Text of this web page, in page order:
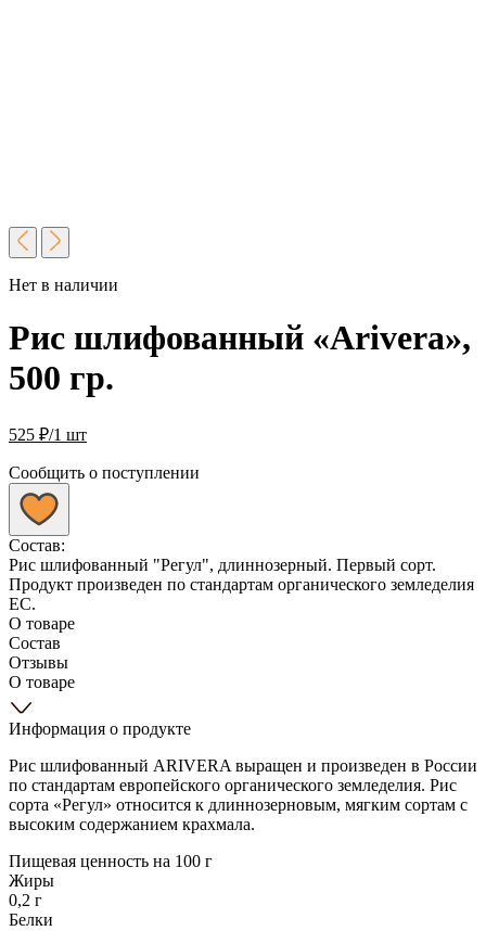
Нет в наличии
Рис шлифованный «Arivera»,
500 гр.
525 ₽/1 шт
Сообщить о поступлении
Состав:
Рис шлифованный "Регул", длиннозерный. Первый сорт.
Продукт произведен по стандартам органического земледелия
ЕС.
О товаре
Состав
Отзывы
О товаре
Информация о продукте
Рис шлифованный ARIVERA выращен и произведен в России
по стандартам европейского органического земледелия. Рис
сорта «Регул» относится к длиннозерновым, мягким сортам с
высоким содержанием крахмала.
Пищевая ценность на 100 г
Жиры
0,2 г
Белки